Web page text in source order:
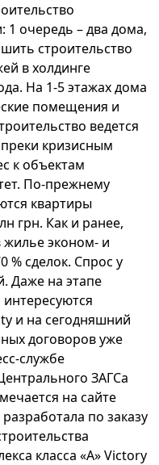
1 очередь – два дома,
строительство
в холдинге
На 1-5 этажах дома
помещения и
ведется
кризисным
к объектам
По-прежнему
квартиры
грн. Как и ранее,
жилье эконом- и
% сделок. Спрос у
Даже на этапе
и на сегодняшний
договоров уже
службе
ЗАГСа
на сайте
по заказу
класса «А» Victory